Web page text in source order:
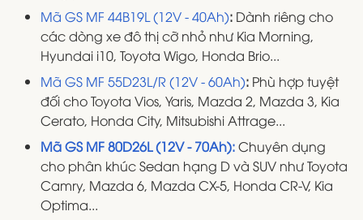
Mã GS MF 44B19L (12V - 40Ah): Dành riêng cho
các dòng xe đô thị cỡ nhỏ như Kia Morning,
Hyundai i10, Toyota Wigo, Honda Brio...
Mã GS MF 55D23L/R (12V - 60Ah): Phù hợp tuyệt
đối cho Toyota Vios, Yaris, Mazda 2, Mazda 3, Kia
Cerato, Honda City, Mitsubishi Attrage...
Mã GS MF 80D26L (12V - 70Ah):Chuyên dụng
cho phân khúc Sedan hạng D và SUV như Toyota
Camry, Mazda 6, Mazda CX-5, Honda CR-V, Kia
Optima...